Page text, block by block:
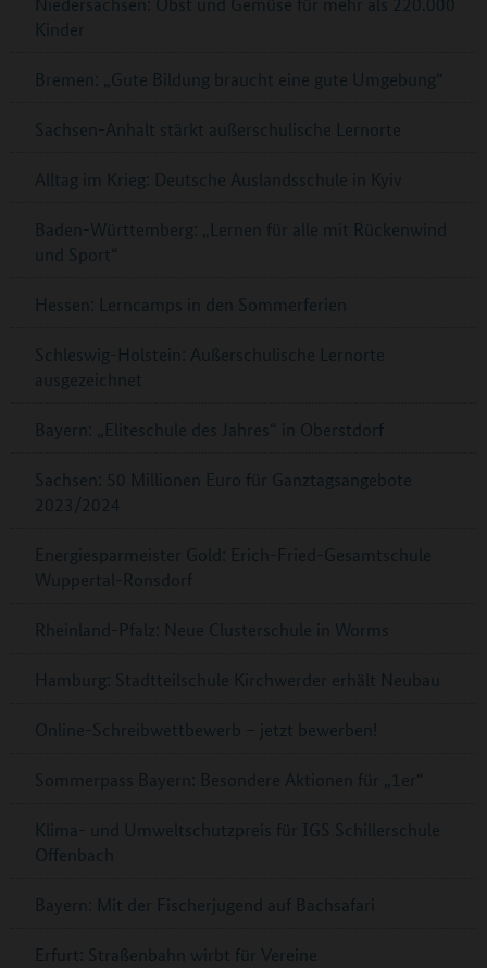
Kinder
Bremen: „Gute Bildung braucht eine gute Umgebung“
Sachsen-Anhalt stärkt außerschulische Lernorte
Alltag im Krieg: Deutsche Auslandsschule in Kyiv
Baden-Württemberg: „Lernen für alle mit Rückenwind
und Sport“
Hessen: Lerncamps in den Sommerferien
Schleswig-Holstein: Außerschulische Lernorte
ausgezeichnet
Bayern: „Eliteschule des Jahres“ in Oberstdorf
Sachsen: 50 Millionen Euro für Ganztagsangebote
2023/2024
Energiesparmeister Gold: Erich-Fried-Gesamtschule
Wuppertal-Ronsdorf
Rheinland-Pfalz: Neue Clusterschule in Worms
Hamburg: Stadtteilschule Kirchwerder erhält Neubau
Online-Schreibwettbewerb – jetzt bewerben!
Sommerpass Bayern: Besondere Aktionen für „1er“
Klima- und Umweltschutzpreis für IGS Schillerschule
Offenbach
Bayern: Mit der Fischerjugend auf Bachsafari
Erfurt: Straßenbahn wirbt für Vereine